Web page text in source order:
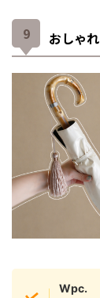
おしゃ
Wpc.